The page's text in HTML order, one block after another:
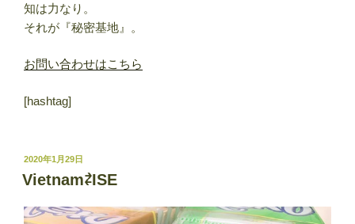
知は力なり。
それが『秘密基地』。
お問い合わせはこちら
[hashtag]
投
稿
日:
2020年1月29日
Vietnam⇄ISE